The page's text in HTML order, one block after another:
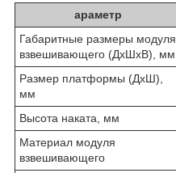
араметр
Габаритные размеры модуля
взвешивающего (ДхШхВ), мм
Размер платформы (ДхШ),
мм
Высота наката, мм
Материал модуля
взвешивающего